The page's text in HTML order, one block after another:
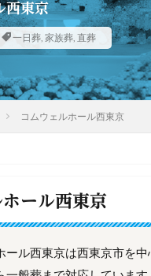
西東京
一日葬, 家族葬, 直葬
コムウェルホール西東京
ール西東京
ール西東京は西東京市を中